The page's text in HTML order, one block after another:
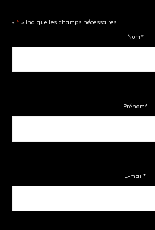
« * » indique les champs nécessaires
Nom*
Prénom*
E-mail*